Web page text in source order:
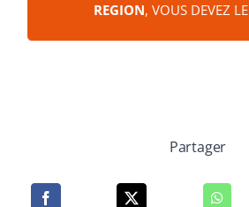
REGION, VOUS DEVEZ LE
Partager